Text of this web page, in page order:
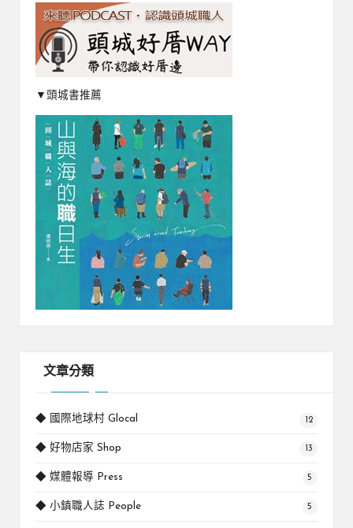
▼頭城書推薦
文章分類
◆ 國際地球村 Glocal 12
◆ 好物店家 Shop 13
◆ 媒體報導 Press 5
◆ 小鎮職人誌 People 5